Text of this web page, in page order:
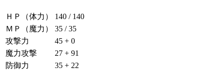
ＨＰ（体力）
140 / 140
ＭＰ（魔力）
35 / 35
攻撃力
45 + 0
魔力攻撃
27 + 91
防御力
35 + 22